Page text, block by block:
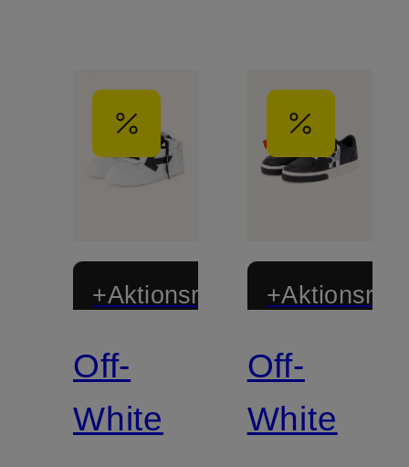
+Aktionsrabatt
Off-
White
Off-
White